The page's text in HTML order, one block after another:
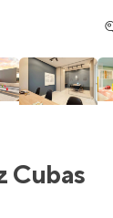
Cubas